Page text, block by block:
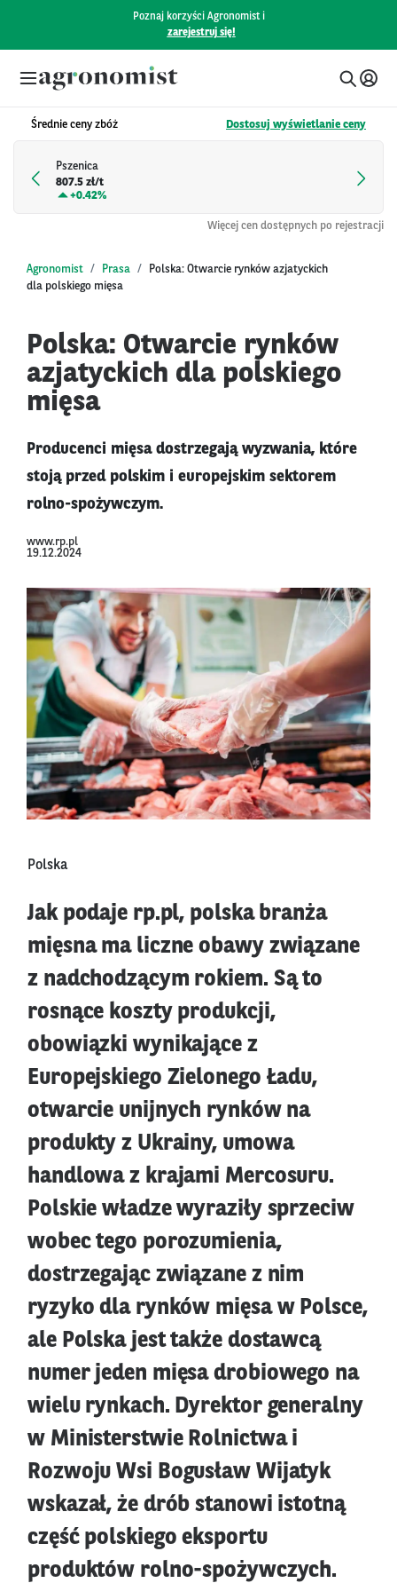
Poznaj korzyści Agronomist i
zarejestruj się!
Średnie ceny zbóż Dostosuj wyświetlanie ceny
Pszenica
807.5 zł/t
+0.42%
Więcej cen dostępnych po rejestracji
Agronomist Prasa
Polska: Otwarcie rynków azjatyckich
dla polskiego mięsa
Polska: Otwarcie rynków
azjatyckich dla polskiego
mięsa
Producenci mięsa dostrzegają wyzwania, które
stoją przed polskim i europejskim sektorem
rolno-spożywczym.
www.rp.pl
19.12.2024
Polska
Jak podaje rp.pl, polska branża
mięsna ma liczne obawy związane
z nadchodzącym rokiem. Są to
rosnące koszty produkcji,
obowiązki wynikające z
Europejskiego Zielonego Ładu,
otwarcie unijnych rynków na
produkty z Ukrainy, umowa
handlowa z krajami Mercosuru.
Polskie władze wyraziły sprzeciw
wobec tego porozumienia,
dostrzegając związane z nim
ryzyko dla rynków mięsa w Polsce,
ale Polska jest także dostawcą
numer jeden mięsa drobiowego na
wielu rynkach. Dyrektor generalny
w Ministerstwie Rolnictwa i
Rozwoju Wsi Bogusław Wijatyk
wskazał, że drób stanowi istotną
część polskiego eksportu
produktów rolno-spożywczych.